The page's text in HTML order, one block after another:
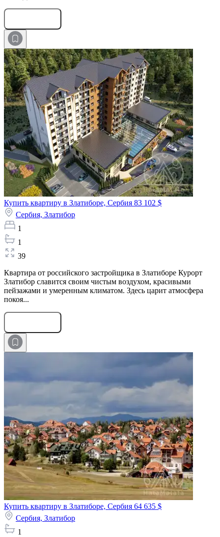
Купить квартиру в Златиборе, Сербия 83 102 $
Сербия, Златибор
1
1
39
Квартира от российского застройщика в Златиборе Курорт
Златибор славится своим чистым воздухом, красивыми
пейзажами и умеренным климатом. Здесь царит атмосфера
покоя...
Купить квартиру в Златиборе, Сербия 64 635 $
Сербия, Златибор
1